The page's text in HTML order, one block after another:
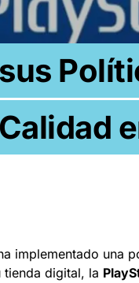
implementado una
tienda digital, la